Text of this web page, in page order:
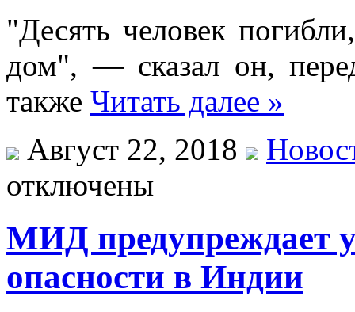
"Десять человек
дом", — сказал он,
также Читать далее »
Август 22, 2018
отключены
МИД предупреждает
опасности в Индии